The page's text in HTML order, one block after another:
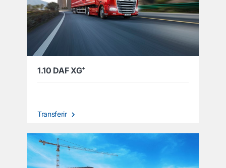
1.10 DAF XG⁺
Transferir